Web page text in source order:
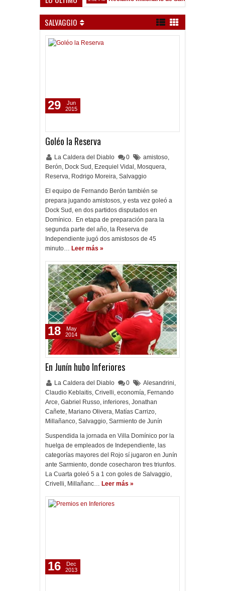
SALVAGGIO
Goléo la Reserva
La Caldera del Diablo 0 amistoso,
Berón, Dock Sud , Ezequiel Vidal , Mosquera,
Reserva, Rodrigo Moreira, Salvaggio
El equipo de Fernando Berón también se
prepara jugando amistosos, y esta vez goleó a
Dock Sud, en dos partidos disputados en
Domínico. En etapa de preparación para la
segunda parte del año, la Reserva de
Independiente jugó dos amistosos de 45
minuto… Leer más »
29
Jun
2015
En Junín hubo Inferiores
La Caldera del Diablo 0 Alesandrini,
Claudio Keblaitis, Crivelli, economía, Fernando
Arce, Gabriel Russo, inferiores, Jonathan
Cañete, Mariano Olivera, Matías Carrizo,
Millañanco, Salvaggio, Sarmiento de Junín
Suspendida la jornada en Villa Domínico por la
huelga de empleados de Independiente, las
categorías mayores del Rojo sí jugaron en Junín
ante Sarmiento, donde cosecharon tres triunfos.
La Cuarta goleó 5 a 1 con goles de Salvaggio,
Crivelli, Millañanc… Leer más »
18
May
2014
16
Dec
2013